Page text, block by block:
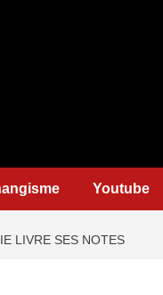
Youtube
LIVRE SES NOTES